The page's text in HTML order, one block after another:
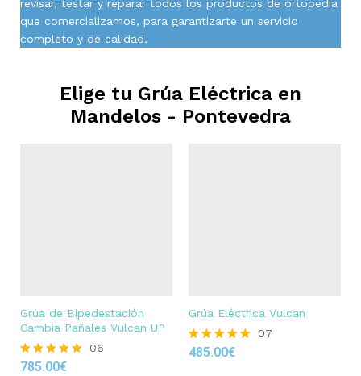
revisar, testar y reparar todos los productos de ortopedia
que comercializamos, para garantizarte un servicio
completo y de calidad.
Elige tu Grúa Eléctrica en
Mandelos - Pontevedra
Grúa de Bipedestación
Cambia Pañales Vulcan UP
Rated
06
785.00€
Grúa Eléctrica Vulcan
Rated
07
485.00€